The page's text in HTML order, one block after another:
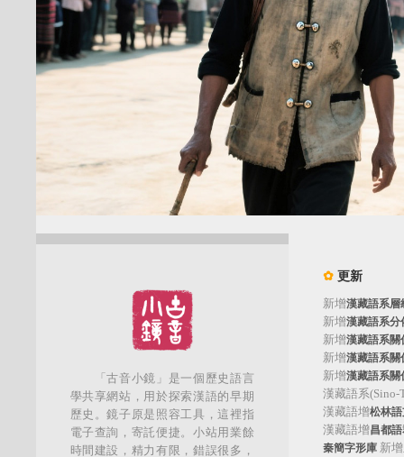
「古音小鏡」是一個歷史語言
學共享網站，用於探索漢語的早期
歷史。鏡子原是照容工具，這裡指
電子查詢，寄託便捷。小站用業餘
時間建設，精力有限，錯誤很多，
✿ 更新
新增漢藏語系層
新增漢藏語系分
新增漢藏語系關
新增漢藏語系關
新增漢藏語系關
漢藏語系(Sino-
漢藏語增松林語
漢藏語增昌都語
秦簡字形庫新增